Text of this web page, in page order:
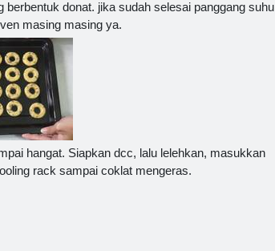
donat. jika sudah selesai panggang suhu
masing masing ya.
hangat. Siapkan dcc, lalu lelehkan, masukkan
rack sampai coklat mengeras.